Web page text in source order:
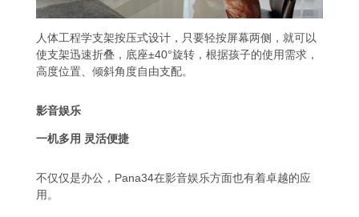
人体工程学支架按压式设计，只要轻按屏幕两侧，就可以
使支架迅速折叠，底座±40°旋转，根据孩子的使用需求，
高度位置、倾斜角度自由支配。
影音娱乐
一机多用 灵活便捷
不仅仅是办公，Pana34在影音娱乐方面也有着卓越的应
用。